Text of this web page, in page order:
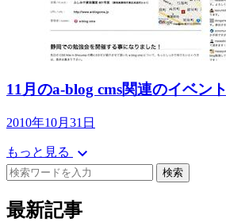
11月のa-blog cms関連のイベント
2010年10月31日
もっと見る expand_more
検索
最新記事